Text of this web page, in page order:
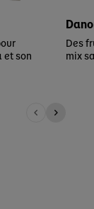
et son
Des
mix